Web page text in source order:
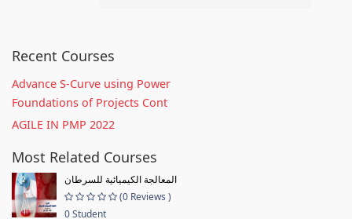
Recent Courses
Advance S-Curve using Power
Foundations of Projects Cont
AGILE IN PMP 2022
Most Related Courses
المعالجة الكيميائية للسرطان
(0 Reviews )
0 Student